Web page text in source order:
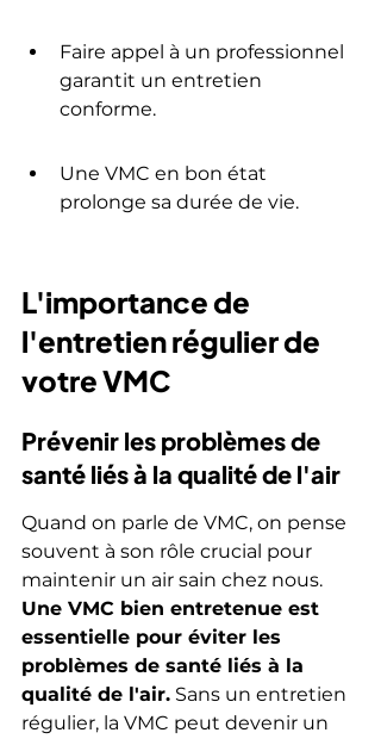
Faire appel à un professionnel
garantit un entretien
conforme.
Une VMC en bon état
prolonge sa durée de vie.
L'importance de
l'entretien régulier de
votre VMC
Prévenir les problèmes de
santé liés à la qualité de l'air
Quand on parle de VMC, on pense
souvent à son rôle crucial pour
maintenir un air sain chez nous.
Une VMC bien entretenue est
essentielle pour éviter les
problèmes de santé liés à la
qualité de l'air. Sans un entretien
régulier, la VMC peut devenir un